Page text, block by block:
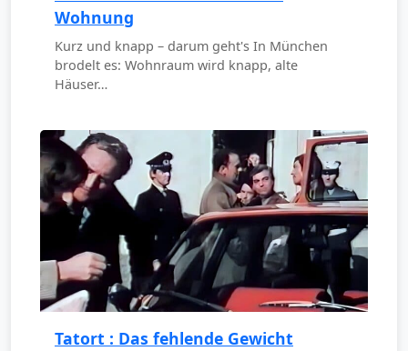
Wohnung
Kurz und knapp – darum geht's In München
brodelt es: Wohnraum wird knapp, alte
Häuser…
Tatort : Das fehlende Gewicht